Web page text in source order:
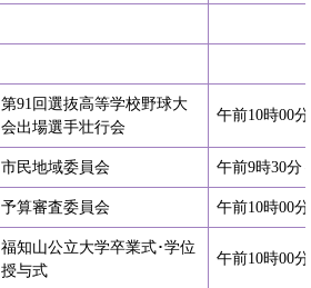
第91回選抜高等学校野球大
会出場選手壮行会
午前10時00
市民地域委員会 午前9時30分
予算審査委員会 午前10時00
福知山公立大学卒業式･学位
授与式
午前10時00